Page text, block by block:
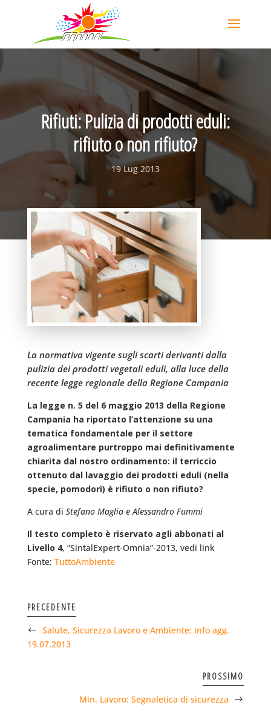
Rifiuti: Pulizia di prodotti eduli:
rifiuto o non rifiuto?
19 Lug 2013
La normativa vigente sugli scarti derivanti dalla
pulizia dei prodotti vegetali eduli, alla luce della
recente legge regionale della Regione Campania
La legge n. 5 del 6 maggio 2013 della Regione
Campania ha riportato l’attenzione su una
tematica fondamentale per il settore
agroalimentare purtroppo mai definitivamente
chiarita dal nostro ordinamento: il terriccio
ottenuto dal lavaggio dei prodotti eduli (nella
specie, pomodori) è rifiuto o non rifiuto?
A cura di Stefano Maglia e Alessandro Fummi
Il testo completo è riservato agli abbonati al
Livello 4, “SintalExpert-Omnia”-2013, vedi link
Fonte: TuttoAmbiente
PRECEDENTE
Salute, Sicurezza Lavoro e Ambiente: info agg.
19.07.2013
PROSSIMO
Min. Lavoro: Segnaletica di sicurezza